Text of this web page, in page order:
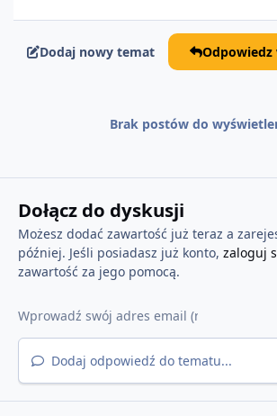
Dodaj nowy temat
Brak postów do
Dołącz do dyskusji
Możesz dodać zawartość już teraz a
później. Jeśli posiadasz już konto, zaloguj
zawartość za jego pomocą.
Dodaj odpowiedź do tematu...